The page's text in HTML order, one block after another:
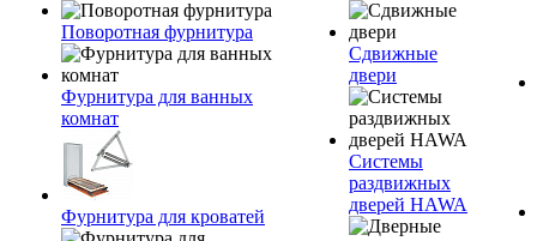
Поворотная фурнитура
Фурнитура для ванных
комнат
Фурнитура для кроватей
Сдвижные
двери
Системы
раздвижных
дверей HAWA